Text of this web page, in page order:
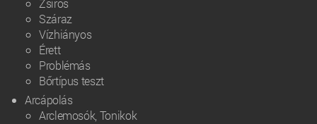
Zsíros
Száraz
Vízhiányos
Érett
Problémás
Bőrtípus teszt
Arcápolás
Arclemosók, Tonikok